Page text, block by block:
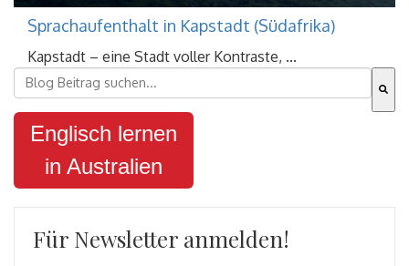
Sprachaufenthalt in Kapstadt (Südafrika)
Kapstadt – eine Stadt voller Kontraste, ...
Dies ist ein Suchfeld mit einer automatischen
Es gibt keine Vorschläge, da das Suchfeld leer ist.
Englisch lernen
in Australien
Für Newsletter anmelden!